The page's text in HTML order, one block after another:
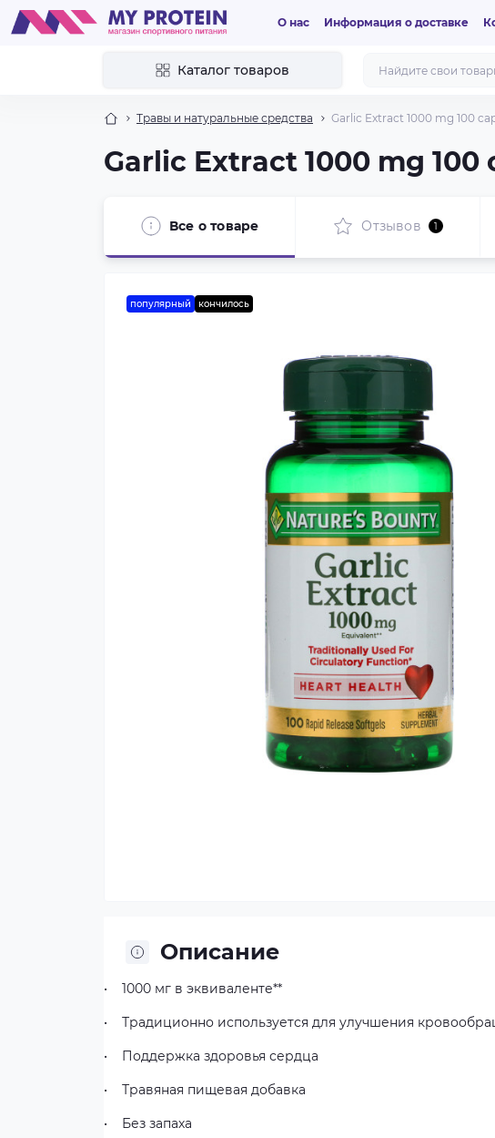
О нас Информация о доставке
Каталог товаров
Травы и натуральные средства Garlic Extract 1000 mg 100
Garlic Extract 1000 mg 100
Все о товаре Отзывов 1
популярный кончилось
Описание
• 1000 мг в эквиваленте**
• Традиционно используется для улучшения
• Поддержка здоровья сердца
• Травяная пищевая добавка
• Без запаха